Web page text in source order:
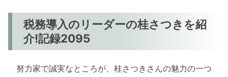
税務導入のリーダーの桂さつきを紹
介!記録2095
努力家で誠実なところが、桂さつきさんの魅力の一つ